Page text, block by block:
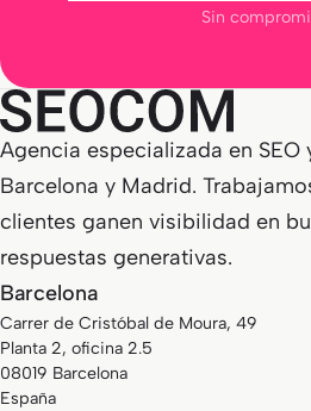
Sin
Agencia especializada en SEO
Barcelona y Madrid.
clientes ganen visibilidad en
respuestas generativas.
Barcelona
Carrer de Cristóbal de Moura, 49
Planta 2, oficina 2.5
08019 Barcelona
España